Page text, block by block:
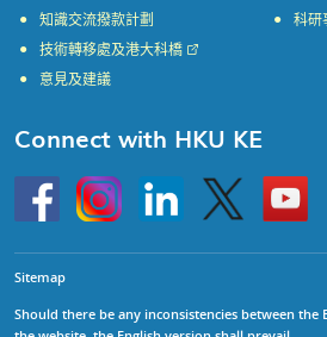
知識交流撥款計劃 科研
技術轉移處及港大科橋
意見及建議
Connect with HKU KE
HKU
InstagramLinkedin Twitter
Go
to
HKU
Sitemap
Should there be any inconsistencies between the